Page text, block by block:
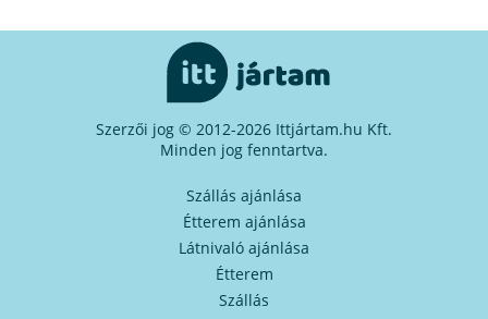
Szerzői jog © 2012-2026 Ittjártam.hu Kft.
Minden jog fenntartva.
Szállás ajánlása
Étterem ajánlása
Látnivaló ajánlása
Étterem
Szállás